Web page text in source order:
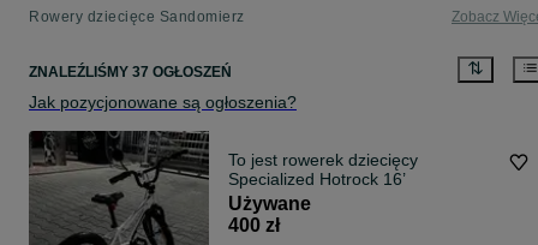
Rowery dziecięce Sandomierz Zobacz
ZNALEŹLIŚMY 37 OGŁOSZEŃ
Jak pozycjonowane są ogłoszenia?
To jest rowerek dziecięcy
Specialized Hotrock 16’
Używane
400 zł